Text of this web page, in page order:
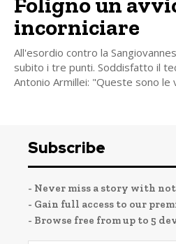
incorniciare
All'esordio contro la
subito i tre punti. Soddisfatto il
Antonio Armillei: "Queste sono
Subscribe
- Never miss a story with
- Gain full access to our
- Browse free from up to 5